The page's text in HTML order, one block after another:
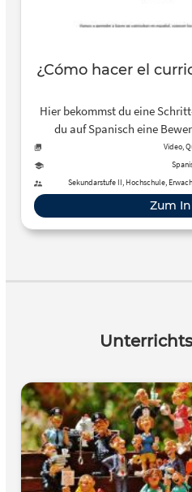
¿Cómo hacer el
Hier bekommst du eine
du auf Spanisch eine
Video,
Sekundarstufe II, Hochschule,
Zum